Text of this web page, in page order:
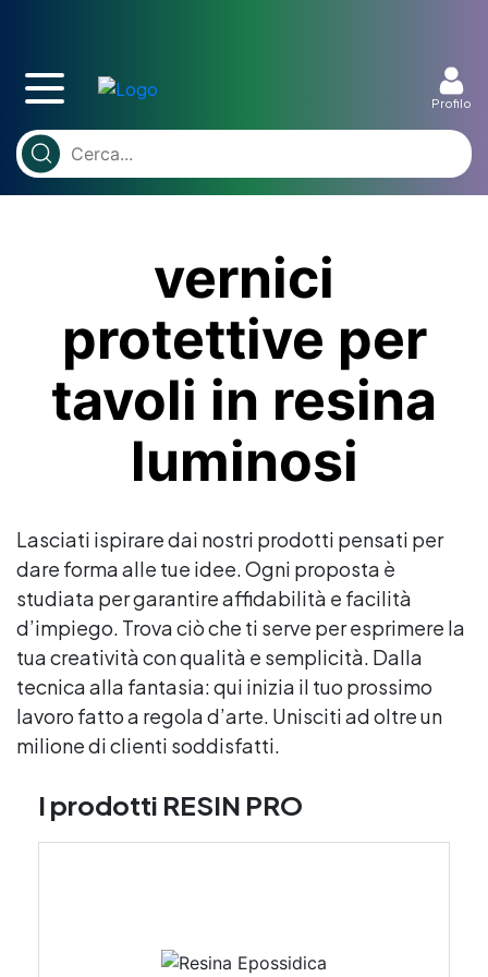
Profilo
vernici
protettive per
tavoli in resina
luminosi
Lasciati ispirare dai nostri prodotti pensati per
dare forma alle tue idee. Ogni proposta è
studiata per garantire affidabilità e facilità
d’impiego. Trova ciò che ti serve per esprimere la
tua creatività con qualità e semplicità. Dalla
tecnica alla fantasia: qui inizia il tuo prossimo
lavoro fatto a regola d’arte. Unisciti ad oltre un
milione di clienti soddisfatti.
I prodotti RESIN PRO